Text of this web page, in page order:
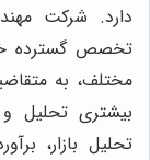
دارد. شرکت
تخصص گسترده
مختلف، به
بیشتری تحلیل
تحلیل بازار،